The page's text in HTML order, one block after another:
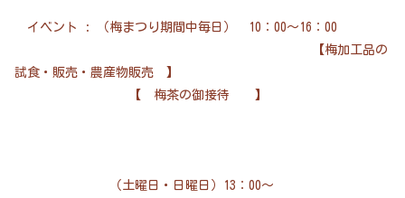
イベント : （梅まつり期間中毎日） 10：00～16：00
【梅加工品の
試食・販売・農産物販売 】
【 梅茶の御接待 】
（土曜日・日曜日）13：00～